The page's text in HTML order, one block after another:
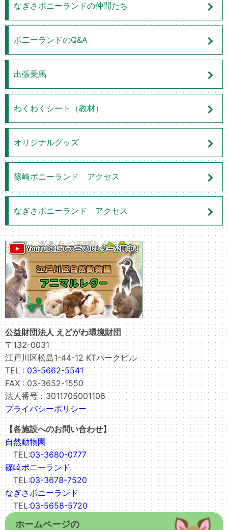
なぎさポニーランドの仲間たち
ポ二ーランドのQ&A
出張乗馬
わくわくシート（教材）
オリジナルグッズ
篠崎ポニーランド アクセス
なぎさポニーランド アクセス
公益財団法人 えどがわ環境財団
〒132-0031
江戸川区松島1-44-12 KTパークビル
TEL :03-5662-5541
FAX : 03-3652-1550
法人番号：3011705001106
プライバシーポリシー
【各施設へのお問い合わせ】
自然動物園
TEL:03-3680-0777
篠崎ポニーランド
TEL:03-3678-7520
なぎさポニーランド
TEL:03-5658-5720
ホームページの